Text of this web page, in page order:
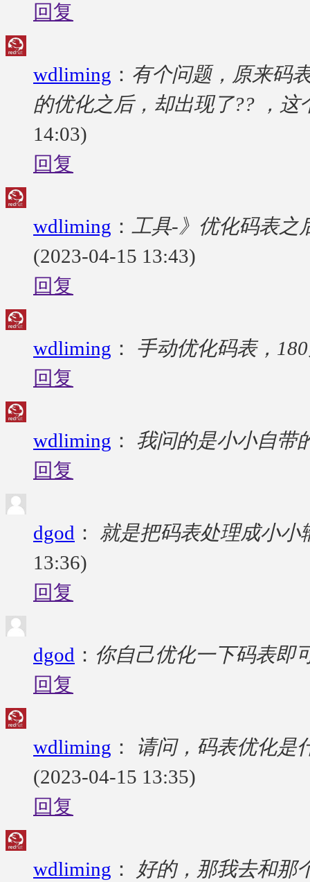
回复
wdliming ： 有个问题，原来码
的优化之后，却出现了?? ，这
14:03)
回复
wdliming ： 工具-》优化码表之
(2023-04-15 13:43)
回复
wdliming ：
手动优化码表，
回复
wdliming ：
我问的是小小自带
回复
dgod ：
就是把码表处理成小小
13:36)
回复
dgod ： 你自己优化一下码表即
回复
wdliming ：
请问，码表优化是
(2023-04-15 13:35)
回复
wdliming ： 好的，那我去和那